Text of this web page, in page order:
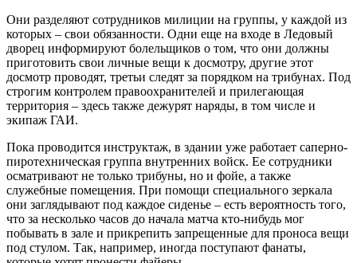
Они разделяют сотрудников милиции на группы, у каждой из
которых – свои обязанности. Одни еще на входе в Ледовый
дворец информируют болельщиков о том, что они должны
приготовить свои личные вещи к досмотру, другие этот
досмотр проводят, третьи следят за порядком на трибунах. Под
строгим контролем правоохранителей и прилегающая
территория – здесь также дежурят наряды, в том числе и
экипаж ГАИ.
Пока проводится инструктаж, в здании уже работает саперно-
пиротехническая группа внутренних войск. Ее сотрудники
осматривают не только трибуны, но и фойе, а также
служебные помещения. При помощи специального зеркала
они заглядывают под каждое сиденье – есть вероятность того,
что за несколько часов до начала матча кто-нибудь мог
побывать в зале и прикрепить запрещенные для проноса вещи
под стулом. Так, например, иногда поступают фанаты,